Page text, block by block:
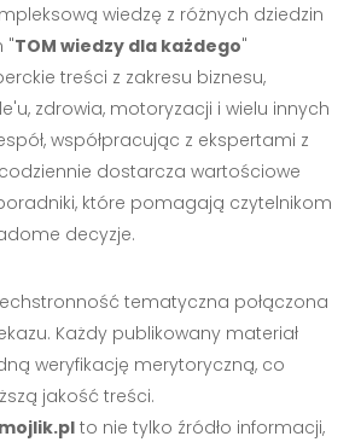
wiedzę z różnych dziedzin
"TOM wiedzy dla każdego"
treści z zakresu biznesu,
zdrowia, motoryzacji i wielu innych
współpracując z ekspertami z
dostarcza wartościowe
które pomagają czytelnikom
decyzje.
tematyczna połączona
Każdy publikowany materiał
weryfikację merytoryczną, co
jakość treści.
to nie tylko źródło informacji,